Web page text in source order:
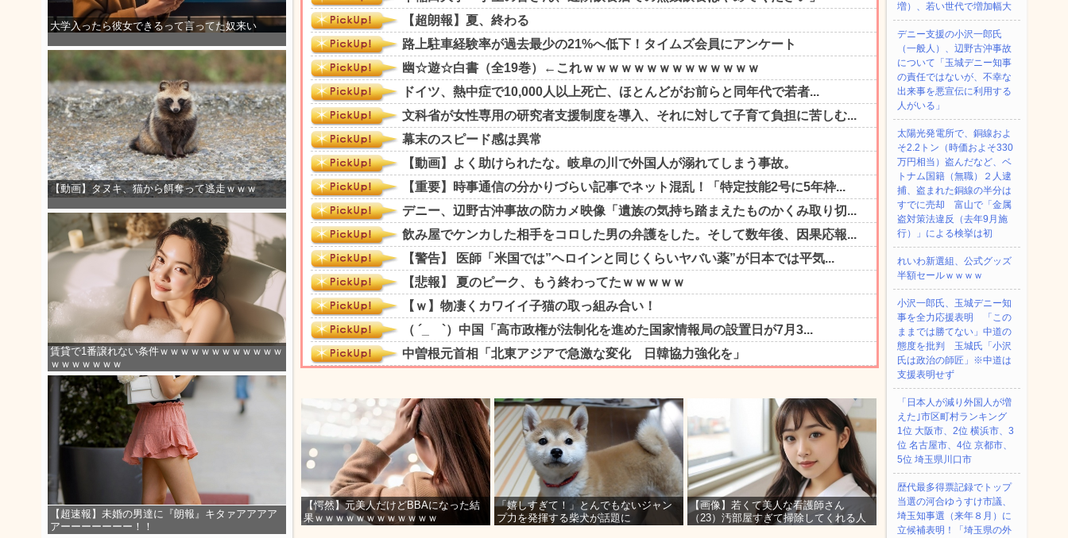
大学入ったら彼女できるって言ってた奴来い
【動画】タヌキ、猫から餌奪って逃走ｗｗｗ
賃貸で1番譲れない条件ｗｗｗｗｗｗｗｗｗｗｗｗ
ｗｗｗｗｗｗｗ
【超速報】未婚の男達に『朗報』キタァアアアア
アーーーーーーー！！
【愕然】元美人だけどBBAになった結
果ｗｗｗｗｗｗｗｗｗｗｗｗ
「嬉しすぎて！」とんでもないジャン
プ力を発揮する柴犬が話題に
【画像】若くて美人な看護師さん
（23）汚部屋すぎて掃除してくれる人
増）、若い世代で増加幅大
デニー支援の小沢一郎氏
（一般人）、辺野古沖事故
について「玉城デニー知事
の責任ではないが、不幸な
出来事を悪宣伝に利用する
人がいる」
太陽光発電所で、銅線およ
そ2.2トン（時価およそ330
万円相当）盗んだなど、ベ
トナム国籍（無職）２人逮
捕、盗まれた銅線の半分は
すでに売却 富山で「金属
盗対策法違反（去年9月施
行）」による検挙は初
れいわ新選組、公式グッズ
半額セールｗｗｗｗ
小沢一郎氏、玉城デニー知
事を全力応援表明 「この
ままでは勝てない」中道の
態度を批判 玉城氏「小沢
氏は政治の師匠」※中道は
支援表明せず
「日本人が減り外国人が増
えた｣市区町村ランキング
1位 大阪市、2位 横浜市、3
位 名古屋市、4位 京都市、
5位 埼玉県川口市
歴代最多得票記録でトップ
当選の河合ゆうすけ市議、
埼玉知事選（来年８月）に
立候補表明！「埼玉県の外